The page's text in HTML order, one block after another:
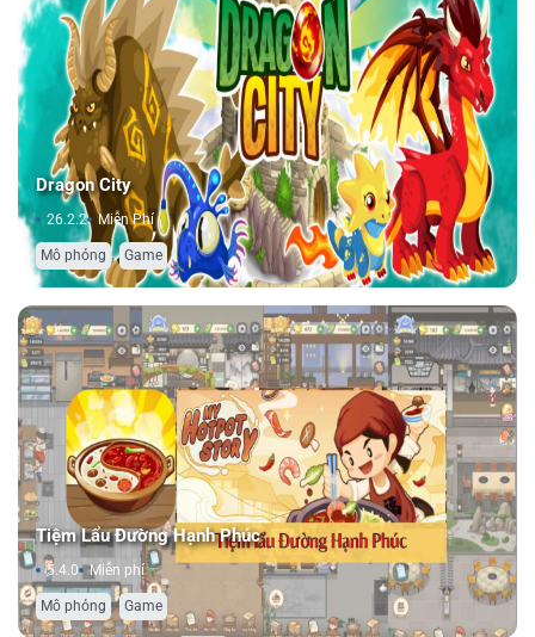
Dragon City
26.2.2 Miễn Phí
Mô phỏng , Game
Tiệm Lẩu Đường Hạnh Phúc
5.4.0 Miễn phí
Mô phỏng , Game